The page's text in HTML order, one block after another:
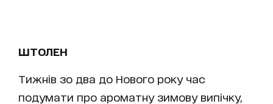
ШТОЛЕН
Тижнів зо два до Нового року час
подумати про ароматну зимову випічку,